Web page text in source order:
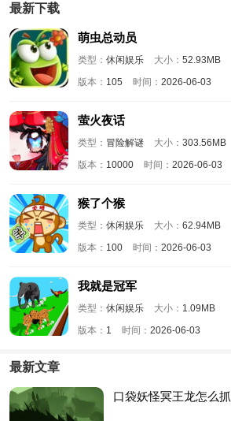
最新下载
萌虫总动员
类型： 休闲娱乐 大小： 52.93MB
版本： 105 时间： 2026-06-03
萤火夜话
类型： 冒险解谜 大小： 303.56MB
版本： 10000 时间： 2026-06-03
猴了个猴
类型： 休闲娱乐 大小： 62.94MB
版本： 100 时间： 2026-06-03
我就是冠军
类型： 休闲娱乐 大小： 1.09MB
版本： 1 时间： 2026-06-03
最新文章
口袋妖怪冥王龙怎么抓